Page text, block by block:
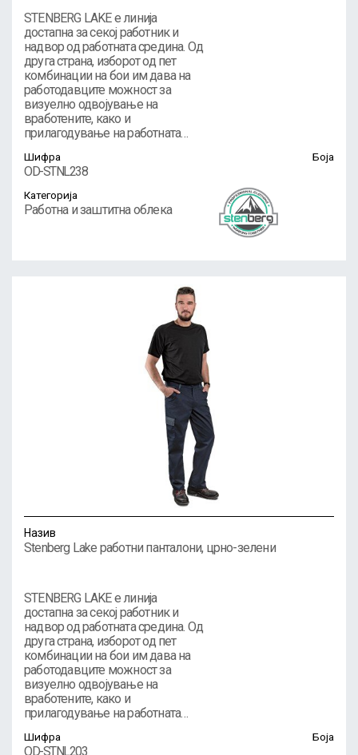
STENBERG LAKE е линија
достапна за секој работник и
надвор од работната средина. Од
друга страна, изборот од пет
комбинации на бои им дава на
работодавците можност за
визуелно одвојување на
вработените, како и
прилагодување на работната…
Шифра
OD-STNL238
Боја
Категорија
Работна и заштитна облека
Назив
Stenberg Lake работни панталони, црно-зелени
STENBERG LAKE е линија
достапна за секој работник и
надвор од работната средина. Од
друга страна, изборот од пет
комбинации на бои им дава на
работодавците можност за
визуелно одвојување на
вработените, како и
прилагодување на работната…
Шифра
OD-STNL203
Боја